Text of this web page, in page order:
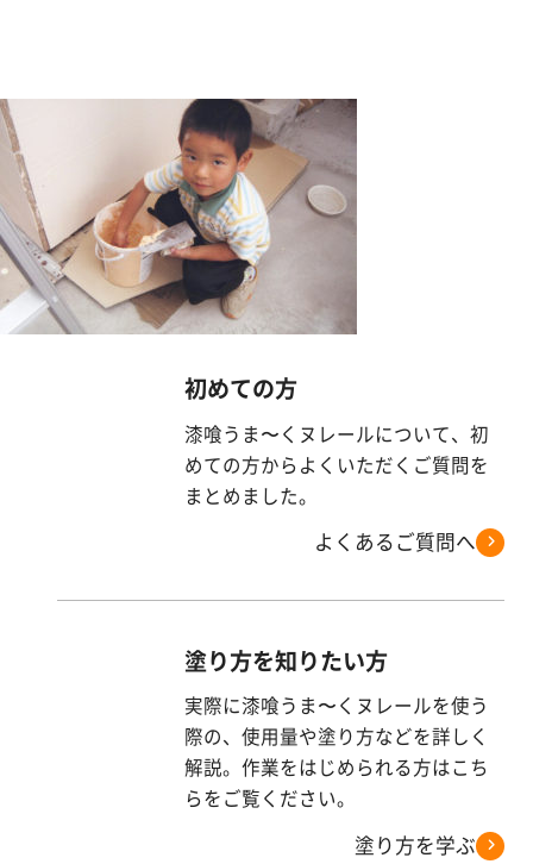
お
知
ら
せ
初めての方
漆喰うま〜くヌレールについて、初
めての方からよくいただくご質問を
まとめました。
よくあるご質問へ
塗り方を知りたい方
実際に漆喰うま〜くヌレールを使う
際の、使用量や塗り方などを詳しく
解説。作業をはじめられる方はこち
らをご覧ください。
塗り方を学ぶ